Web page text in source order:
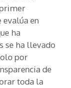
en
ha
se ha llevado
por
de
toda la